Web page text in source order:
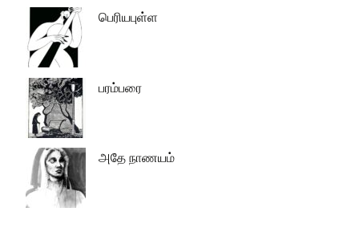
பெரியபுள்ள
பரம்பரை
அதே நாணயம்